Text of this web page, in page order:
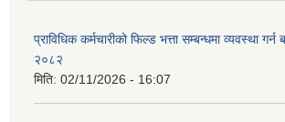
प्राविधिक कर्मचारीको फिल्ड भत्ता सम्बन्धमा व्यवस्था गर्न
२०८२
मिति: 02/11/2026 - 16:07